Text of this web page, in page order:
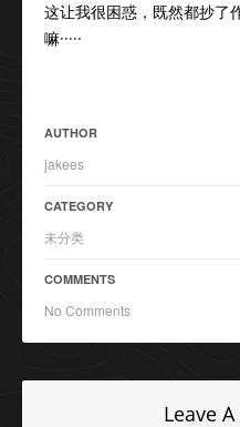
这让我很困惑，既然都抄了
嘛·····
AUTHOR
jakees
CATEGORY
未分类
COMMENTS
No Comments
Leave